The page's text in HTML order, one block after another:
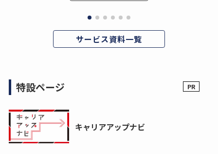
サービス資料一覧
特設ページ
キャリアアップナビ